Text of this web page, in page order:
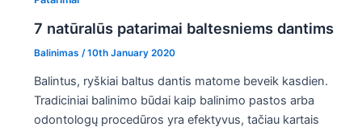
7 natūralūs patarimai baltesniems dantims
Balinimas /10th January 2020
Balintus, ryškiai baltus dantis matome beveik kasdien.
Tradiciniai balinimo būdai kaip balinimo pastos arba
odontologų procedūros yra efektyvus, tačiau kartais